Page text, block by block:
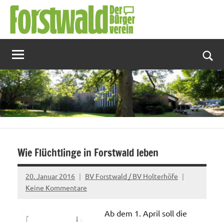
Zum
Inhalt
springen
Wie Flüchtlinge in Forstwald leben
20. Januar 2016
BV Forstwald / BV Holterhöfe
Keine Kommentare
Ab dem 1. April soll die